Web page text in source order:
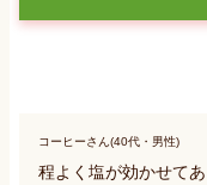
コーヒーさん(40代・男性)
程よく塩が効かせて